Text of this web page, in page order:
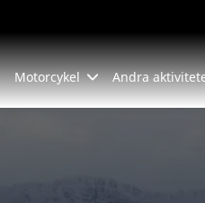
Motorcykel Andra